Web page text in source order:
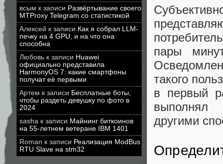
всым к записи Развёртывание своего
MTProxy Telegram со статистикой
Алексей к записи Как я собрал LLM-
печку на 4 GPU, и на что она
способна
Любовь к записи Huawei
официально представила
HarmonyOS 7: какие смартфоны
получат её первыми
Артем к записи Бесплатные боты,
чтобы раздеть девушку по фото в
2024
sasha к записи Майнинг биткоинов
на 55-летнем ветеране IBM 1401
Roman к записи Реализация ModBus
RTU Slave на stm32
пары
такого
в первый
выполнял
другими